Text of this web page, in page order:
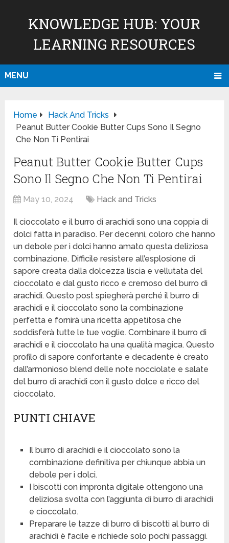
KNOWLEDGE HUB: YOUR
LEARNING RESOURCES
MENU
Home
Hack And Tricks
Peanut Butter Cookie Butter Cups Sono Il Segno
Che Non Ti Pentirai
Peanut Butter Cookie Butter Cups
Sono Il Segno Che Non Ti Pentirai
May 10, 2024 Hack and Tricks
Il cioccolato e il burro di arachidi sono una coppia di
dolci fatta in paradiso. Per decenni, coloro che hanno
un debole per i dolci hanno amato questa deliziosa
combinazione. Difficile resistere all’esplosione di
sapore creata dalla dolcezza liscia e vellutata del
cioccolato e dal gusto ricco e cremoso del burro di
arachidi. Questo post spiegherà perché il burro di
arachidi e il cioccolato sono la combinazione
perfetta e fornirà una ricetta appetitosa che
soddisferà tutte le tue voglie. Combinare il burro di
arachidi e il cioccolato ha una qualità magica. Questo
profilo di sapore confortante e decadente è creato
dall’armonioso blend delle note nocciolate e salate
del burro di arachidi con il gusto dolce e ricco del
cioccolato.
PUNTI CHIAVE
Il burro di arachidi e il cioccolato sono la
combinazione definitiva per chiunque abbia un
debole per i dolci.
I biscotti con impronta digitale ottengono una
deliziosa svolta con l’aggiunta di burro di arachidi
e cioccolato.
Preparare le tazze di burro di biscotti al burro di
arachidi è facile e richiede solo pochi passaggi.